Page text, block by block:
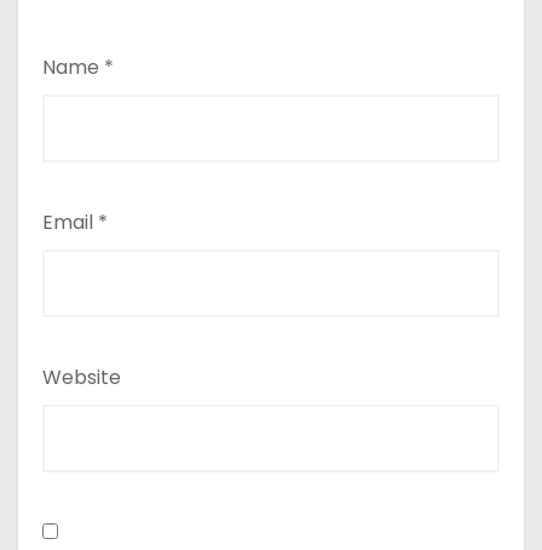
Name *
Email *
Website